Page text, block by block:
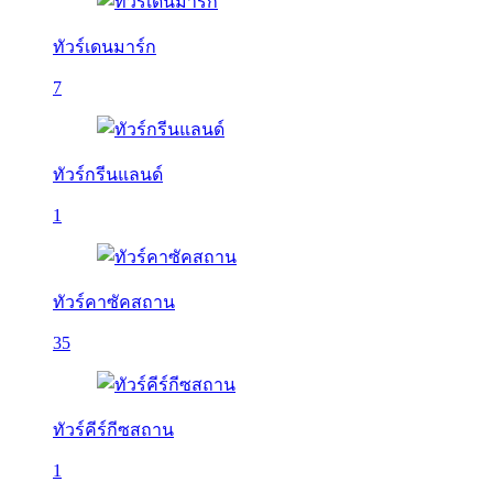
ทัวร์เดนมาร์ก
7
ทัวร์กรีนแลนด์
1
ทัวร์คาซัคสถาน
35
ทัวร์คีร์กีซสถาน
1